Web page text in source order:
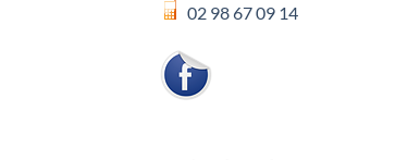
02 98 67 09 14